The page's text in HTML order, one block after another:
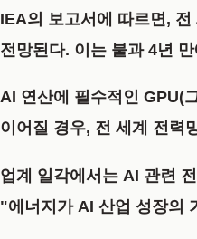
IEA의 보고서에 따르면,
전망된다. 이는 불과 4년
AI 연산에 필수적인 GPU(
이어질 경우, 전 세계 전력
업계 일각에서는 AI 관련
"에너지가 AI 산업 성장의